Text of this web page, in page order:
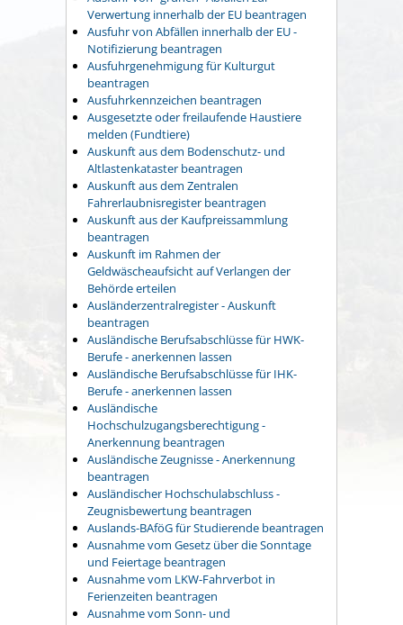
Verwertung innerhalb der EU beantragen
Ausfuhr von Abfällen innerhalb der EU -
Notifizierung beantragen
Ausfuhrgenehmigung für Kulturgut
beantragen
Ausfuhrkennzeichen beantragen
Ausgesetzte oder freilaufende Haustiere
melden (Fundtiere)
Auskunft aus dem Bodenschutz- und
Altlastenkataster beantragen
Auskunft aus dem Zentralen
Fahrerlaubnisregister beantragen
Auskunft aus der Kaufpreissammlung
beantragen
Auskunft im Rahmen der
Geldwäscheaufsicht auf Verlangen der
Behörde erteilen
Ausländerzentralregister - Auskunft
beantragen
Ausländische Berufsabschlüsse für HWK-
Berufe - anerkennen lassen
Ausländische Berufsabschlüsse für IHK-
Berufe - anerkennen lassen
Ausländische
Hochschulzugangsberechtigung -
Anerkennung beantragen
Ausländische Zeugnisse - Anerkennung
beantragen
Ausländischer Hochschulabschluss -
Zeugnisbewertung beantragen
Auslands-BAföG für Studierende beantragen
Ausnahme vom Gesetz über die Sonntage
und Feiertage beantragen
Ausnahme vom LKW-Fahrverbot in
Ferienzeiten beantragen
Ausnahme vom Sonn- und